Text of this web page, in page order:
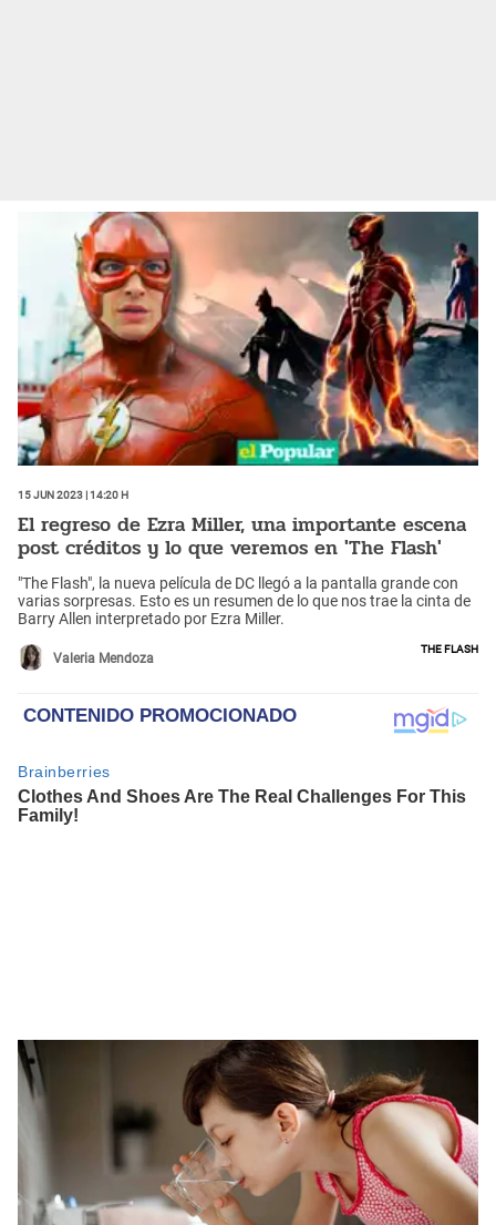
15 Jun 2023 | 14:20 h
El regreso de Ezra Miller, una importante escena
post créditos y lo que veremos en 'The Flash'
"The Flash", la nueva película de DC llegó a la pantalla grande con
varias sorpresas. Esto es un resumen de lo que nos trae la cinta de
Barry Allen interpretado por Ezra Miller.
Valeria Mendoza
The Flash